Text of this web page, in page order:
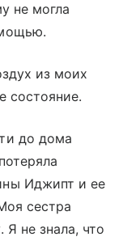
не могла
из моих
состояние.
до дома
Иджипт и ее
сестра
Я не знала, что